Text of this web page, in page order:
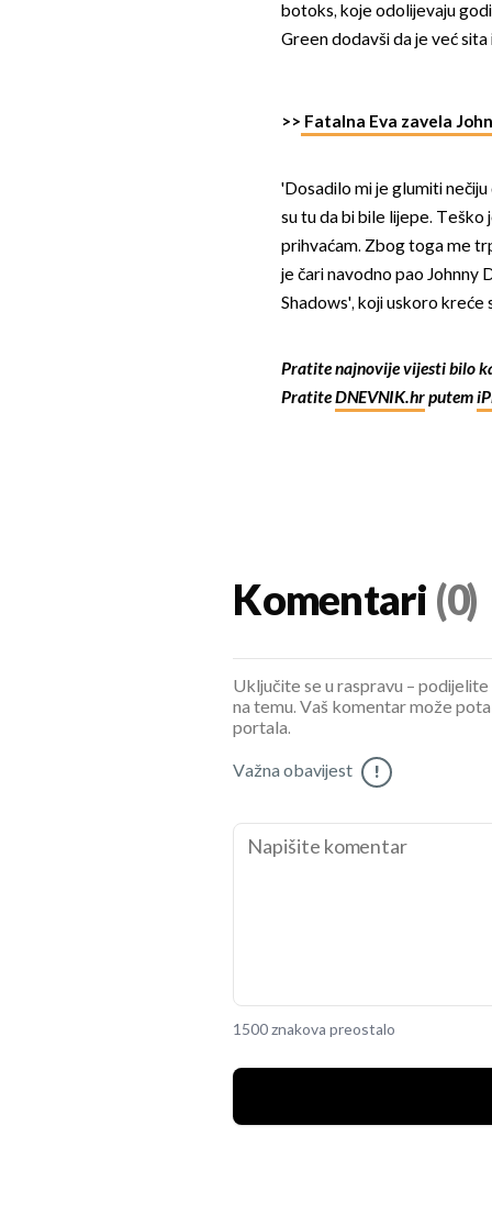
botoks, koje odolijevaju
Green dodavši da je već
>> Fatalna Eva zavela
'Dosadilo mi je glumiti
su tu da bi bile lijepe. Teško
prihvaćam. Zbog toga me
je čari navodno pao Johnny
Shadows', koji uskoro kreće
Pratite najnovije vijesti bilo
PratiteDNEVNIK.hrputem
Komentari (0)
Uključite se u raspravu –
na temu. Vaš komentar može
portala.
Važna obavijest !
1500 znakova preostalo